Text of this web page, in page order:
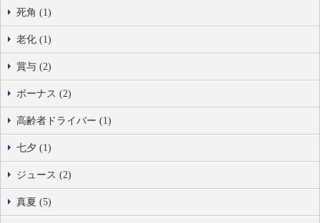
死角 (1)
老化 (1)
賞与 (2)
ボーナス (2)
高齢者ドライバー (1)
七夕 (1)
ジュース (2)
真夏 (5)